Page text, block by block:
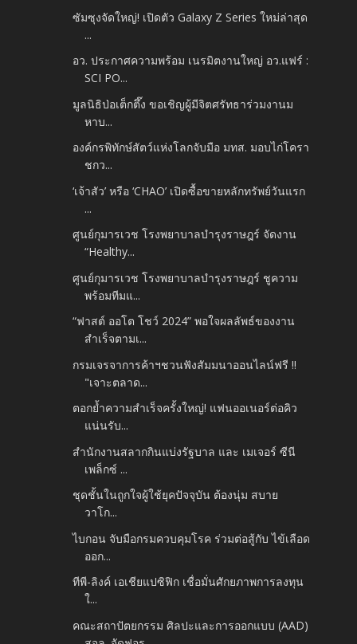
ซัมซุงจัดใหญ่! เปิดตัว Galaxy Z Series ใหม่ล่าสุด
...
อว. ประกาศความพร้อม เนรมิตงานใหญ่ อว.แฟร์ :
SCI PO...
มูลนิธิป่อเต็กตึ๊ง ขอเชิญผู้มีจิตศรัทธาร่วมงานม
หาบ...
องค์กรพิทักษ์สัตว์แห่งโลกจับมือ มทส. มอบไก่โครา
ชกว...
‘เจ้าสัว’ หรือ ‘CHAO’ เปิดซื้อขายหลักทรัพย์วันแรก
...
ศูนย์กุมารเวช โรงพยาบาลบำรุงราษฎร์ จัดงาน
“Healthy...
ศูนย์กุมารเวช โรงพยาบาลบำรุงราษฎร์ ชูความ
พร้อมทีมแ...
“ฟาสต์ ออโต โชว์ 2024” พอใจผลลัพธ์ของงาน
สำเร็จตามเ...
กรมเจรจาการค้าฯชวนฟังสัมมนาออนไลน์ฟรี !!
"เจาะตลาด...
ตอกย้ำความสำเร็จครั้งใหญ่! แฟนออเนอร์ต่อคิว
แน่นรับ...
สำนักงานสลากกินแบ่งรัฐบาล และ เมเจอร์ ซีนี
เพล็กซ์ ...
ชุดชั้นในถูกใจผู้ใช้ยุคปัจจุบัน ต้องนุ่ม สบาย
วาโก...
ไบกอน จับมือกรมควบคุมโรค ร่วมต่อสู้กับ ไข้เลือด
ออก...
ทีพี-ลิงค์ เอเชียแปซิฟิก เชื่อมั่นศักยภาพการลงทุน
ใ...
คณะสถาปัตยกรรม ศิลปะและการออกแบบ (AAD)